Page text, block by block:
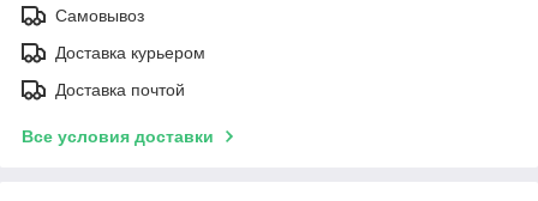
Самовывоз
Доставка курьером
Доставка почтой
Все условия доставки